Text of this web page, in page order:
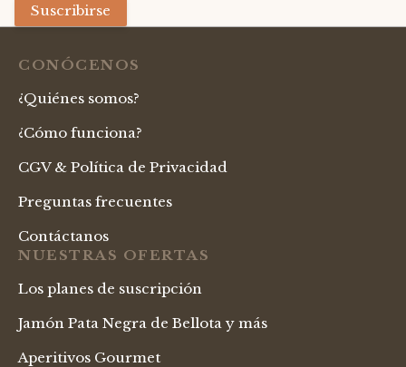
Suscribirse
CONÓCENOS
¿Quiénes somos?
¿Cómo funciona?
CGV & Política de Privacidad
Preguntas frecuentes
Contáctanos
NUESTRAS OFERTAS
Los planes de suscripción
Jamón Pata Negra de Bellota y más
Aperitivos Gourmet